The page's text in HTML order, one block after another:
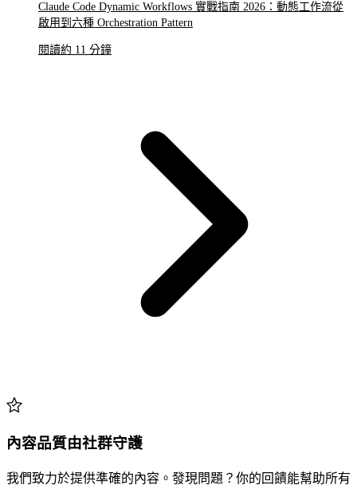
Claude Code Dynamic Workflows 實戰指南 2026：動態工作流從
啟用到六種 Orchestration Pattern
閱讀約 11 分鐘
內容品質由社群守護
我們致力於提供準確的內容。發現問題？你的回饋能幫助所有